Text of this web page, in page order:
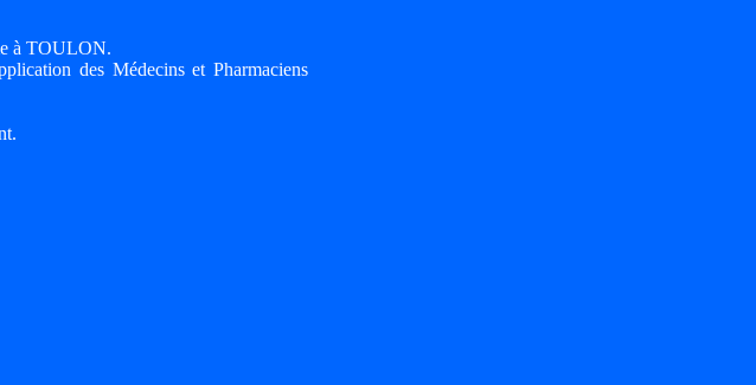
à TOULON.
des Médecins et Pharmaciens